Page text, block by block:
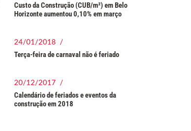
Custo da Construção (CUB/m²) em Belo
Horizonte aumentou 0,10% em março
24/01/2018 /
Terça-feira de carnaval não é feriado
20/12/2017 /
Calendário de feriados e eventos da
construção em 2018